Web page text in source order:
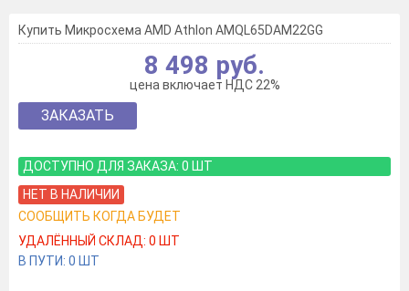
Купить Микросхема AMD Athlon AMQL65DAM22GG
8 498 руб.
цена включает НДС 22%
ЗАКАЗАТЬ
ДОСТУПНО ДЛЯ ЗАКАЗА: 0 ШТ
НЕТ В НАЛИЧИИ
СООБЩИТЬ КОГДА БУДЕТ
УДАЛЁННЫЙ СКЛАД: 0 ШТ
В ПУТИ: 0 ШТ